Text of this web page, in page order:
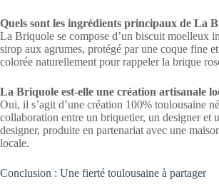
Quels sont les ingrédients principaux de La
La Briquole se compose d’un biscuit moelleux
sirop aux agrumes, protégé par une coque fine
colorée naturellement pour rappeler la brique
La Briquole est-elle une création artisanale
Oui, il s’agit d’une création 100% toulousaine
collaboration entre un briquetier, un designer et
designer, produite en partenariat avec une
locale.
Conclusion : Une fierté toulousaine à partager